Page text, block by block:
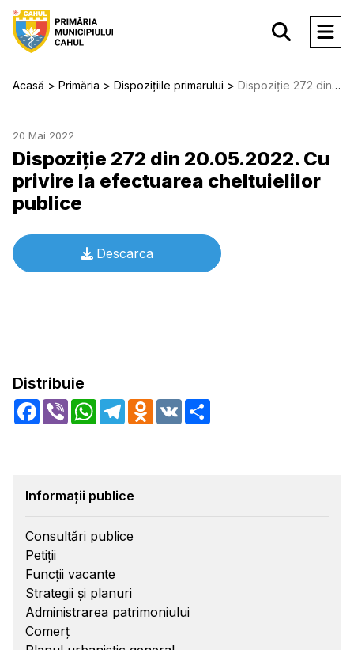
Acasă Primăria Dispozițiile primarului Dispoziție 272 din 20.05.2022. Cu privire la efectuarea cheltuielilor publice
20 Mai 2022
Dispoziție 272 din 20.05.2022. Cu
privire la efectuarea cheltuielilor
publice
Descarca
Distribuie
Facebook
Viber WhatsApp
TelegramOdnoklassniki
VK
Informații publice
Consultări publice
Petiții
Funcții vacante
Strategii și planuri
Administrarea patrimoniului
Comerț